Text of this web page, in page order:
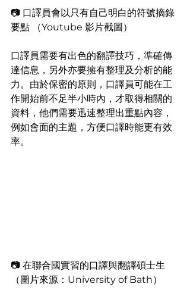
📷 口譯員會以只有自己明白的符號摘錄
要點 （Youtube 影片截圖）
口譯員需要有出色的翻譯技巧，準確傳
達信息，另外亦要擁有整理及分析的能
力。由於保密的原則，口譯員可能在工
作開始前不足半小時內，才取得相關的
資料，他們需要迅速整理出重點內容，
例如會面的主題，方便口譯時能更有效
率。
📷 在聯合國實習的口譯與翻譯碩士生
（圖片來源：University of Bath）